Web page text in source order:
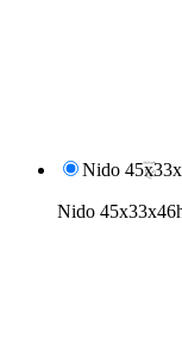
Nido
Nido